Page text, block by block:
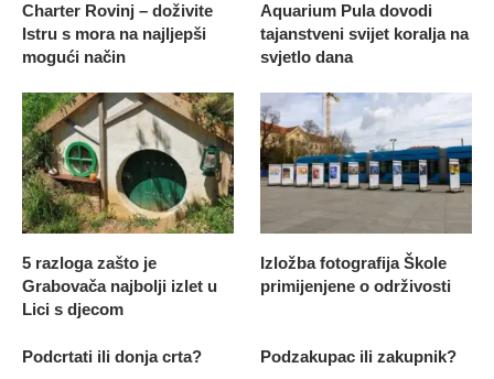
Charter Rovinj – doživite
Istru s mora na najljepši
mogući način
Aquarium Pula dovodi
tajanstveni svijet koralja na
svjetlo dana
5 razloga zašto je
Grabovača najbolji izlet u
Lici s djecom
Izložba fotografija Škole
primijenjene o održivosti
Podcrtati ili donja crta? Podzakupac ili zakupnik?